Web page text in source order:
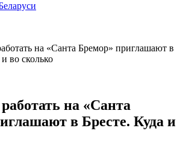
на «Санта Бремор» приглашают в
во сколько
на «Санта
в Бресте. Куда и